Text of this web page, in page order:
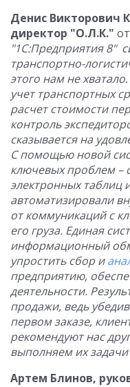
Денис Викторович
директор "О.Л.К."
"1С:Предприятия 8"
транспортно-
этого нам не
учет транспортных
расчет стоимости
контроль
сказывается на
С помощью новой
ключевых проблем –
электронных таблиц
автоматизировали
от коммуникаций с
его груза. Единая
информационный
упростить сбор и
предприятию,
деятельности.
продажи, ведь
первом заказе,
рекомендуют нас
выполняем их
Артем Блинов,